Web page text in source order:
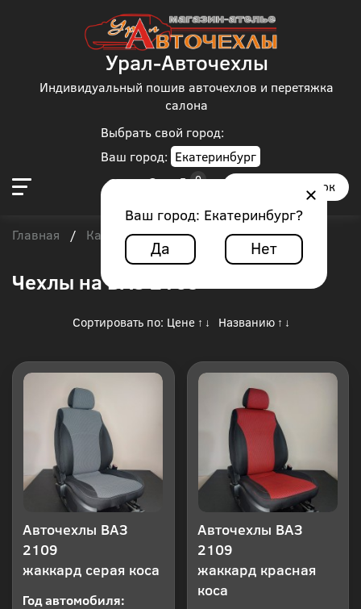
Выбрать свой город:
Ваш город: Екатеринбург
Ваш город: Екатеринбург?
Да Нет
Урал-Авточехлы
Индивидуальный пошив авточехлов и перетяжка
салона
Заказать звонок
Главная / Каталог чехлов / Lada / ВАЗ 2109
Чехлы на ВАЗ 2109
Сортировать по: Цене ↑ ↓ Названию ↑ ↓
Авточехлы ВАЗ
2109
жаккард серая коса
Год автомобиля:
Авточехлы ВАЗ
2109
жаккард красная
коса